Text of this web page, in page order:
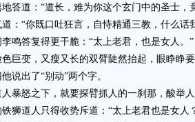
道：“道长，难为你这个玄门中的圣士，
“你既口吐狂言，自恃精通三教，什么话
答复得更干脆：“太上老君，也是女人。”
变，又瘦又长的双臂陡然抬起，眼睁睁要
说出了“别动”两个字。
怒之下，就要探臂抓人的一刹那，酸举人
道人只得收势斥道：“太上老君也是女人